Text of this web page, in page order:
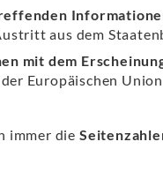
aus dem
mit dem
Europäischen
immer die